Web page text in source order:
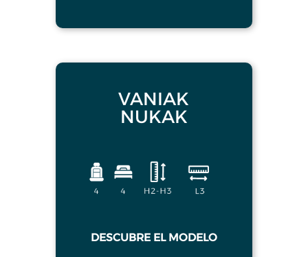
VANIAK
NUKAK
DESCUBRE EL MODELO